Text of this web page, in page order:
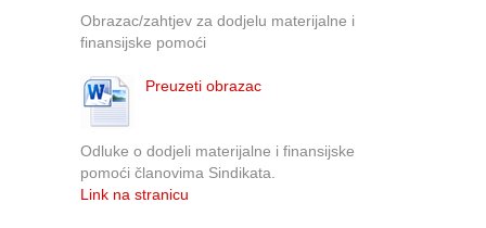
Obrazac/zahtjev za dodjelu materijalne i
finansijske pomoći
Preuzeti obrazac
Odluke o dodjeli materijalne i finansijske
pomoći članovima Sindikata.
Link na stranicu